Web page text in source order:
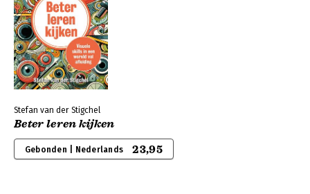
Stefan van der Stigchel
Beter leren kijken
Gebonden | Nederlands 23,95